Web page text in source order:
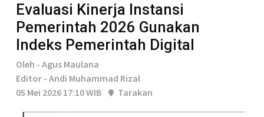
Evaluasi Kinerja Instansi
Pemerintah 2026 Gunakan
Indeks Pemerintah Digital
Oleh - Agus Maulana
Editor - Andi Muhammad Rizal
05 Mei 2026 17:10 WIB
Tarakan